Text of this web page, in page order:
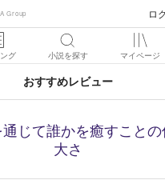
Group ロ
グ 小説を探す マイページ
おすすめレビュー
じて誰かを癒すことの
大さ